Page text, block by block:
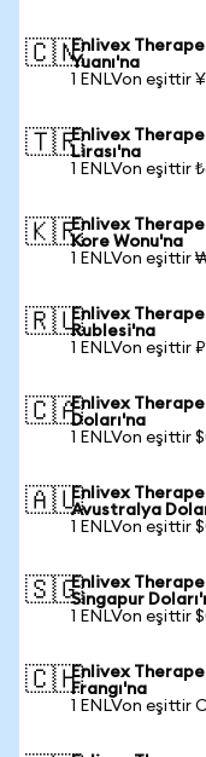
🇨🇳Enlivex
Yuanı'na
1 ENLVon eşittir
🇹🇷Enlivex
Lirası'na
1 ENLVon eşittir
🇰🇷Enlivex
Kore Wonu'na
1 ENLVon eşittir
🇷🇺Enlivex
Rublesi'na
1 ENLVon eşittir
🇨🇦Enlivex
Doları'na
1 ENLVon eşittir
🇦🇺Enlivex
Avustralya
1 ENLVon eşittir
🇸🇬Enlivex
Singapur
1 ENLVon eşittir
🇨🇭Enlivex
Frangı'na
1 ENLVon eşittir